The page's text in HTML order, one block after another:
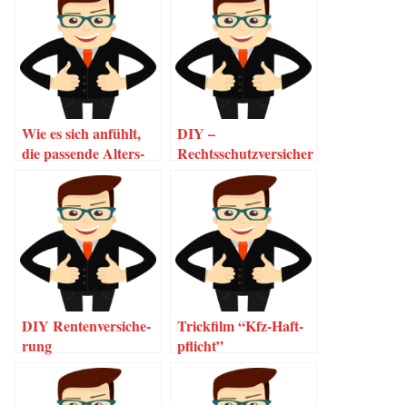
Wie es sich anfühlt,
die pas­sen­de Alters­
vor­sor­ge gefun­den
zu haben…
DIY –
Rechtsschutzversicher
DIY Ren­ten­ver­si­che­
rung
Trick­film “Kfz-Haf­t­
pflicht”